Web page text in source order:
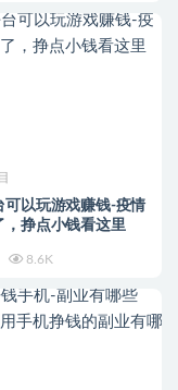
可以玩游戏赚钱-疫情
，挣点小钱看这里
8.6K